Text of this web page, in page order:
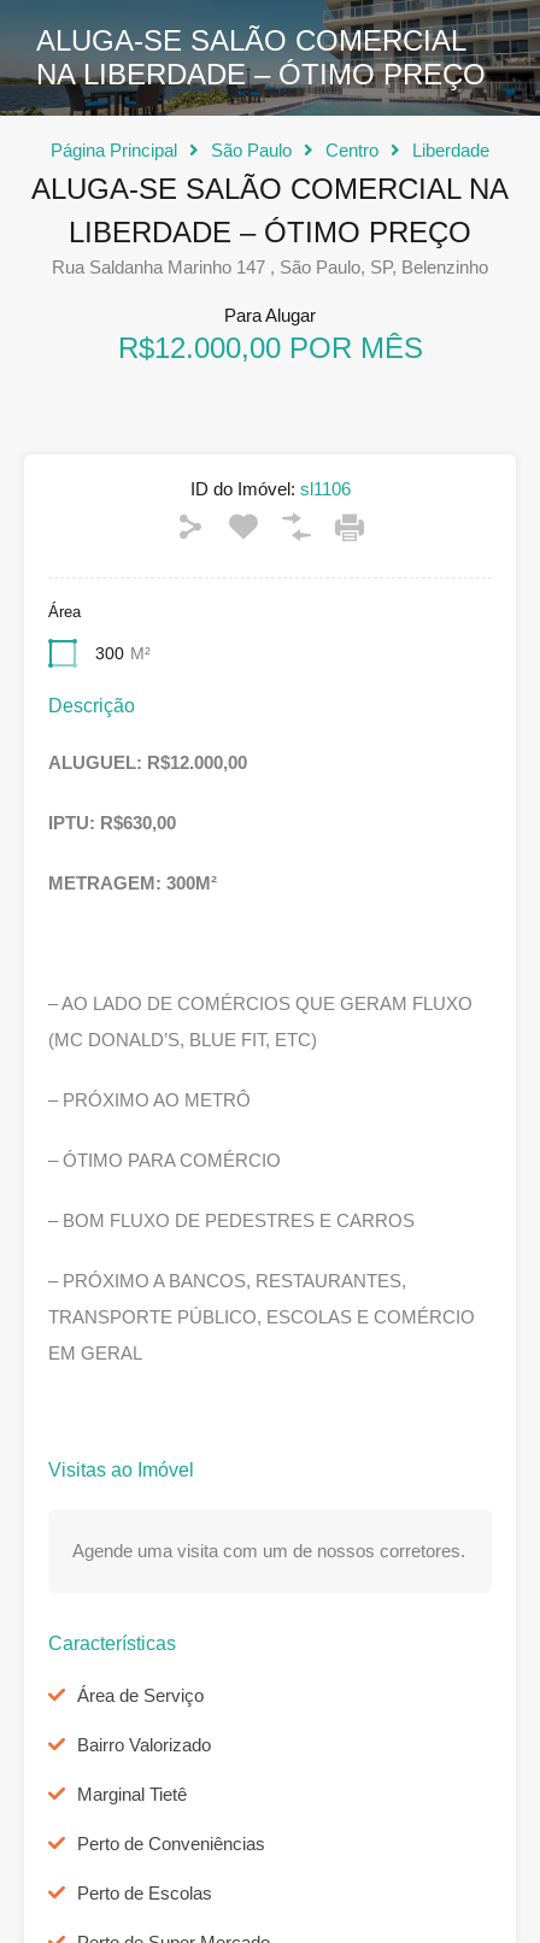
ALUGA-SE SALÃO COMERCIAL
NA LIBERDADE – ÓTIMO PREÇO
Página Principal São Paulo Centro Liberdade
ALUGA-SE SALÃO COMERCIAL NA
LIBERDADE – ÓTIMO PREÇO
Rua Saldanha Marinho 147 , São Paulo, SP, Belenzinho
Para Alugar
R$12.000,00 POR MÊS
ID do Imóvel: sl1106
Área
300 M²
Descrição
ALUGUEL: R$12.000,00
IPTU: R$630,00
METRAGEM: 300M²
– AO LADO DE COMÉRCIOS QUE GERAM FLUXO
(MC DONALD’S, BLUE FIT, ETC)
– PRÓXIMO AO METRÔ
– ÓTIMO PARA COMÉRCIO
– BOM FLUXO DE PEDESTRES E CARROS
– PRÓXIMO A BANCOS, RESTAURANTES,
TRANSPORTE PÚBLICO, ESCOLAS E COMÉRCIO
EM GERAL
Visitas ao Imóvel
Agende uma visita com um de nossos corretores.
Características
Área de Serviço
Bairro Valorizado
Marginal Tietê
Perto de Conveniências
Perto de Escolas